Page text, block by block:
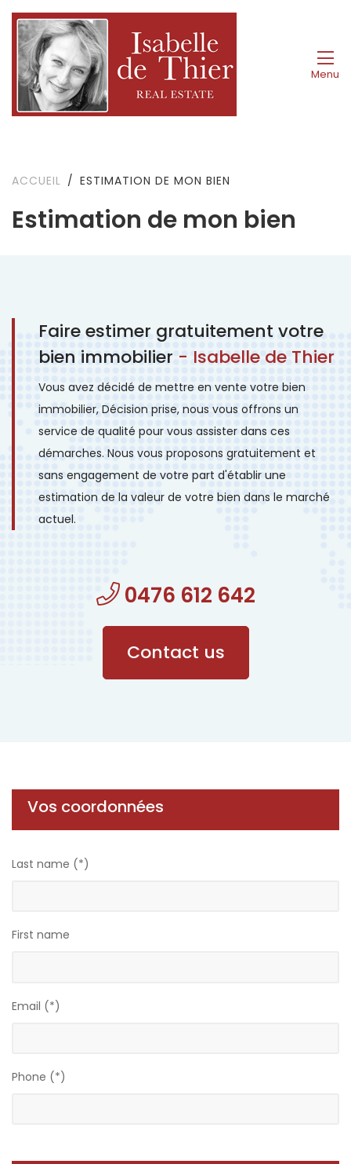
Menu
ACCUEIL ESTIMATION DE MON BIEN
Estimation de mon bien
Faire estimer gratuitement votre
bien immobilier - Isabelle de Thier
Vous avez décidé de mettre en vente votre bien
immobilier, Décision prise, nous vous offrons un
service de qualité pour vous assister dans ces
démarches. Nous vous proposons gratuitement et
sans engagement de votre part d'établir une
estimation de la valeur de votre bien dans le marché
actuel.
0476 612 642
Contact us
Vos coordonnées
Last name (*)
First name
Email (*)
Phone (*)